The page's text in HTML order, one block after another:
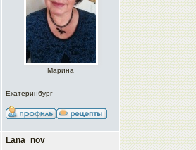
Марина
Екатеринбург
Lana_nov